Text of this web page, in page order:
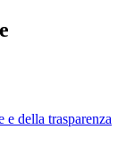
della trasparenza